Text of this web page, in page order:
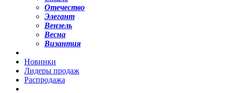
Отечество
Элегант
Вензель
Весна
Византия
Новинки
Лидеры продаж
Распродажа